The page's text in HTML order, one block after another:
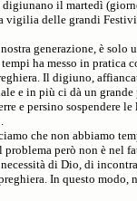
il martedì
vigilia delle grandi
generazione, è solo
ha messo in pratica
Il digiuno,
e in più ci dà un
e persino sospendere
che non abbiamo
però non è nel
di Dio, di
In questo modo,